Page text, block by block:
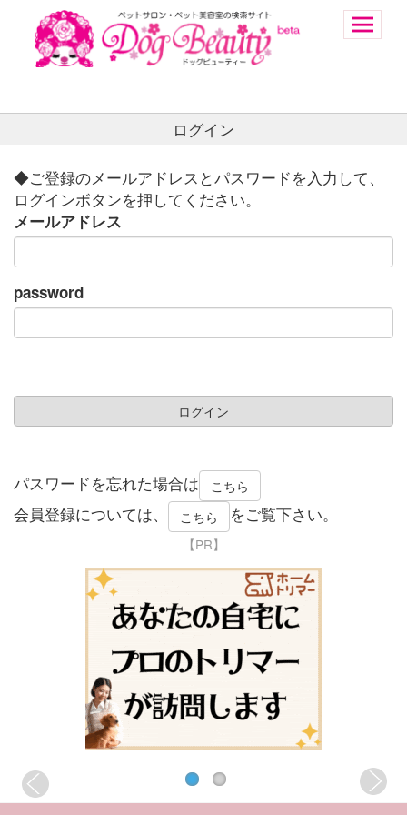
ログイン
◆ご登録のメールアドレスとパスワードを入力して、
ログインボタンを押してください。
メールアドレス
password
パスワードを忘れた場合は こちら
会員登録については、 こちら をご覧下さい。
【PR】